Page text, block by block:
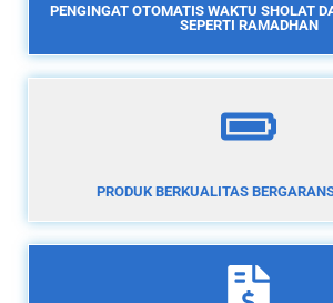
PENGINGAT OTOMATIS WAKTU SHOLAT
SEPERTI RAMADHAN
PRODUK BERKUALITAS